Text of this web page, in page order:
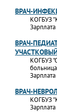
ВРАЧ-
КОГБУЗ
ВРАЧ-
КОГБУЗ
ВРАЧ-
КОГБУЗ